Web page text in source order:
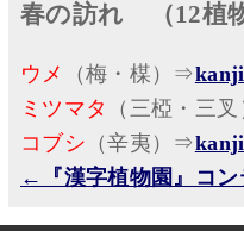
春の訪れ （12植
ウメ （梅・楳）⇒
ミツマタ
（三椏・三
コブシ （辛夷）⇒
←『漢字植物園』コン